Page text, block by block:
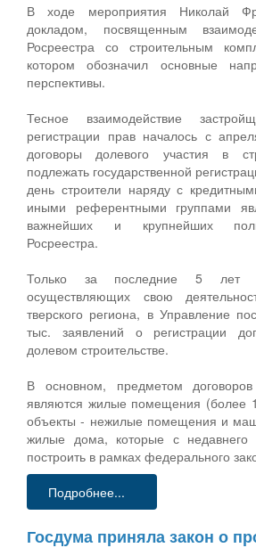
В ходе мероприятия Николай
докладом, посвященным
Росреестра со строительным
котором обозначил основные
перспективы.
Тесное взаимодействие
регистрации прав началось с
договоры долевого участия в
подлежать государственной
день строители наряду с
иными референтными группами
важнейших и крупнейших
Росреестра.
Только за последние 5 лет
осуществляющих свою
тверского региона, в Управление
тыс. заявлений о регистрации
долевом строительстве.
В основном, предметом договоров
являются жилые помещения (более
объекты - нежилые помещения и
жилые дома, которые с недавнего
построить в рамках федерального
Подробнее...
Госдума приняла закон о